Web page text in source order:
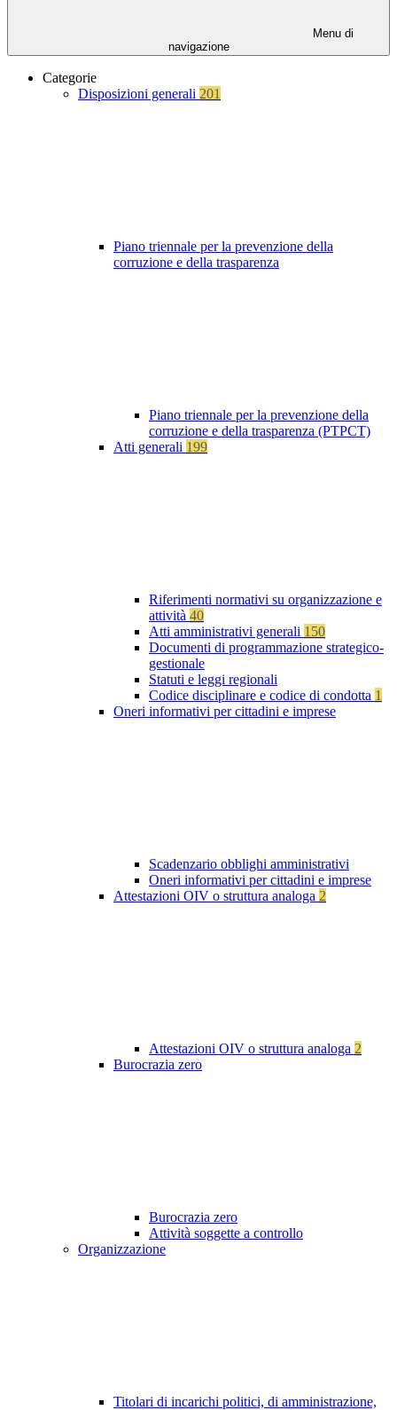
Menu di
navigazione
Categorie
Disposizioni generali 201
Piano triennale per la prevenzione della
corruzione e della trasparenza
Piano triennale per la prevenzione della
corruzione e della trasparenza (PTPCT)
Atti generali 199
Riferimenti normativi su organizzazione e
attività 40
Atti amministrativi generali 150
Documenti di programmazione strategico-
gestionale
Statuti e leggi regionali
Codice disciplinare e codice di condotta 1
Oneri informativi per cittadini e imprese
Scadenzario obblighi amministrativi
Oneri informativi per cittadini e imprese
Attestazioni OIV o struttura analoga 2
Attestazioni OIV o struttura analoga 2
Burocrazia zero
Burocrazia zero
Attività soggette a controllo
Organizzazione
Titolari di incarichi politici, di amministrazione,